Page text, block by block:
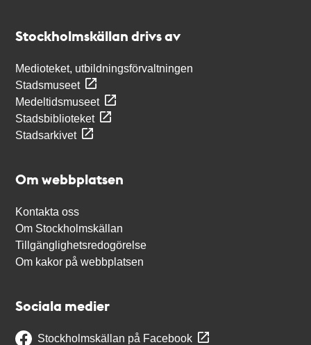
Stockholmskällan drivs av
Medioteket, utbildningsförvaltningen
Stadsmuseet
Medeltidsmuseet
Stadsbiblioteket
Stadsarkivet
Om webbplatsen
Kontakta oss
Om Stockholmskällan
Tillgänglighetsredogörelse
Om kakor på webbplatsen
Sociala medier
Stockholmskällan på Facebook